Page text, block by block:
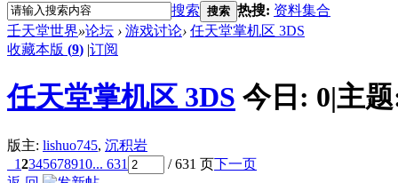
搜索 搜索 热搜: 资料集合
壬天堂世界»论坛 › 游戏讨论› 任天堂掌机区 3DS
收藏本版 (9) |订阅
任天堂掌机区 3DS 今日: 0|主
版主: lishuo745, 沉积岩
12345678910... 631 / 631 页下一页